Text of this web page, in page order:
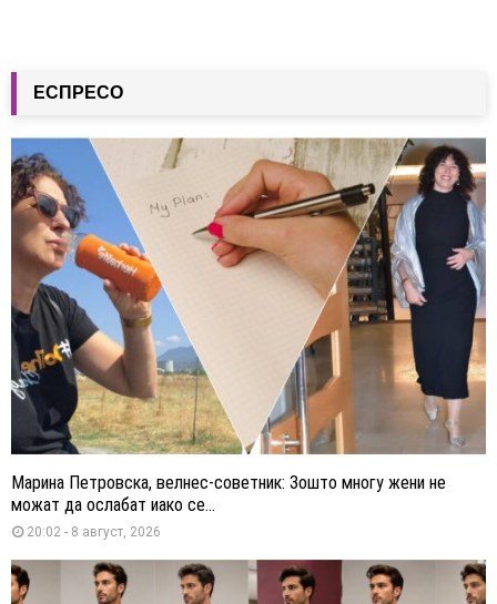
ЕСПРЕСО
Марина Петровска, велнес-советник: Зошто многу жени не
можат да ослабат иако се...
20:02 - 8 август, 2026